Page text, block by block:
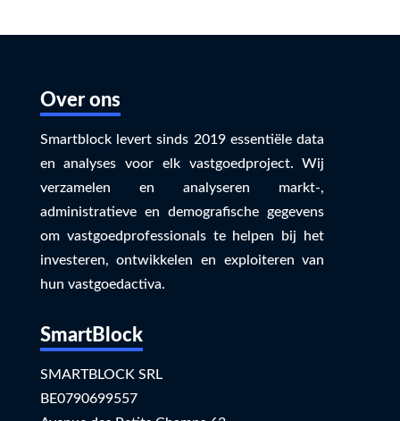
Over ons
Smartblock levert sinds 2019 essentiële data
en analyses voor elk vastgoedproject. Wij
verzamelen en analyseren markt-,
administratieve en demografische gegevens
om vastgoedprofessionals te helpen bij het
investeren, ontwikkelen en exploiteren van
hun vastgoedactiva.
SmartBlock
SMARTBLOCK SRL
BE0790699557